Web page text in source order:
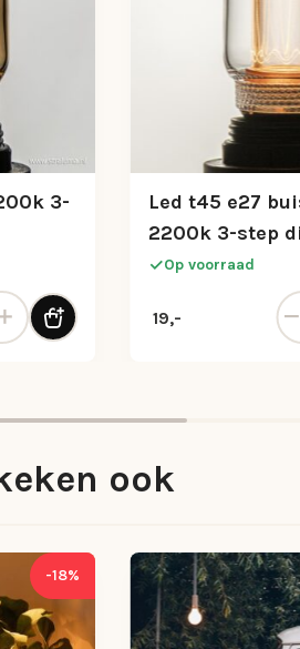
3-
gold 2200k 3-step mem aantal
Led t45 e27
2200k 3-step
Op voorraad
19,-
ook
-18%